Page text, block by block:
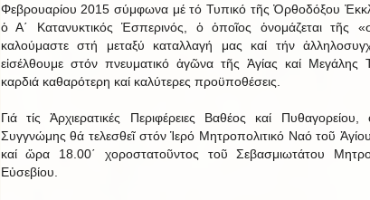
Φεβρουαρίου 2015 σύμφωνα μέ τό Τυπικό τῆς Ὀρθοδόξου
ὁ Α΄ Κατανυκτικός Ἑσπερινός, ὁ ὁποῖος ὁνομάζεται τῆς
καλούμαστε στή μεταξύ καταλλαγή μας καί τήν
εἰσέλθουμε στόν πνευματικό ἀγῶνα τῆς Ἁγίας καί Μεγάλης
καρδιά καθαρότερη καί καλύτερες προϋποθέσεις.
Γιά τίς Ἀρχιερατικές Περιφέρειες Βαθέος καί
Συγγνώμης θά τελεσθεῖ στόν Ἱερό Μητροπολιτικό Ναό τοῦ
καί ὥρα 18.00΄ χοροστατοῦντος τοῦ Σεβασμιωτάτου
Εὐσεβίου.